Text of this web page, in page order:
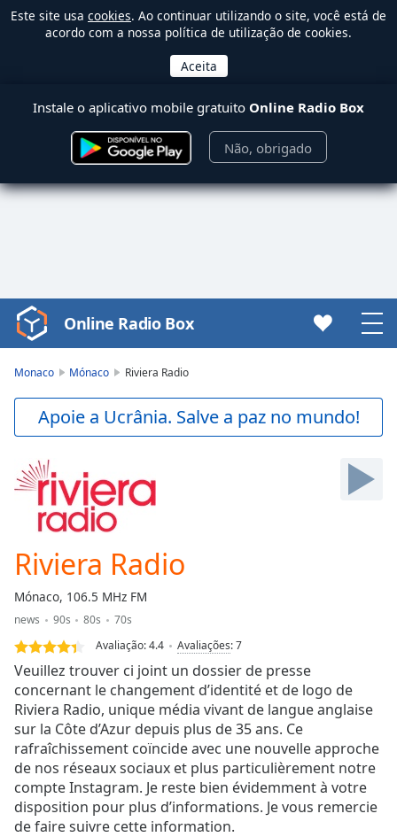
Este site usa cookies. Ao continuar utilizando o site, você está de
acordo com a nossa política de utilização de cookies.
Instale o aplicativo mobile gratuito Online Radio Box
Não, obrigado
Video
Player
Skip
Backward
Forward
Current
Time 0:00
Duration
Loaded
0.00%
Stream
TypeLIVE
Seek to
currently
behind
live
Remaining
Time-
Online Radio Box
Monaco Mónaco Riviera Radio
Apoie a Ucrânia. Salve a paz no mundo!
Riviera Radio
Mónaco, 106.5 MHz FM
news 90s 80s
70s
Avaliação:4.4 Avaliações:7
Veuillez trouver ci joint un dossier de presse
concernant le changement d’identité et de logo de
Riviera Radio, unique média vivant de langue anglaise
sur la Côte d’Azur depuis plus de 35 ans. Ce
rafraîchissement coïncide avec une nouvelle approche
de nos réseaux sociaux et plus particulièrement notre
compte Instagram. Je reste bien évidemment à votre
disposition pour plus d’informations. Je vous remercie
de faire suivre cette information.